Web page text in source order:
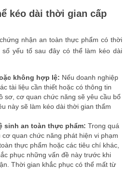
kéo dài thời gian cấp
nhận an toàn thực phẩm có thời
yếu tố sau đây có thể làm kéo dài
không hợp lệ: Nếu doanh nghiệp
tài liệu cần thiết hoặc có thông tin
sơ, cơ quan chức năng sẽ yêu cầu bổ
này sẽ làm kéo dài thời gian thẩm
sinh an toàn thực phẩm: Trong quá
quan chức năng phát hiện vi phạm
thực phẩm hoặc các tiêu chí khác,
phục những vấn đề này trước khi
Thời gian khắc phục có thể mất từ